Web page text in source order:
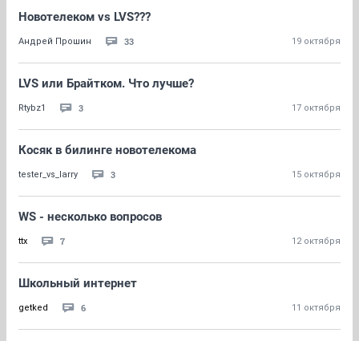
Новотелеком vs LVS???
Андрей Прошин 33 19 октября
LVS или Брайтком. Что лучше?
Rtybz1 3 17 октября
Косяк в билинге новотелекома
tester_vs_larry 3 15 октября
WS - несколько вопросов
ttx 7 12 октября
Школьный интернет
getked 6 11 октября